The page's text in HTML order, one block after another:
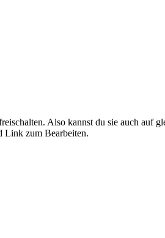
Also kannst du sie auch auf
Link zum Bearbeiten.